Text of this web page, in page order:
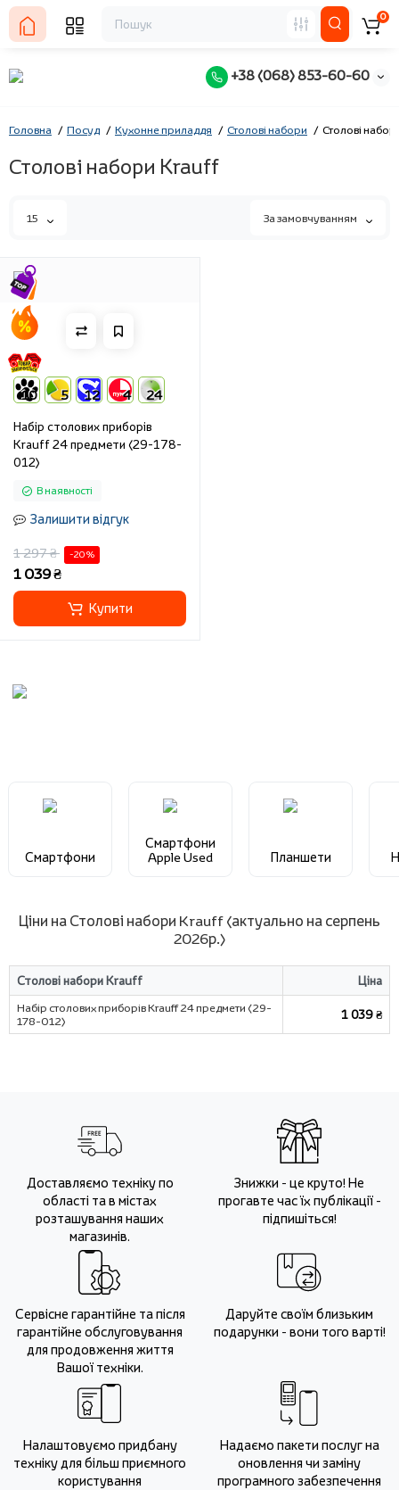
+38 (068) 853-60-60
0
Головна Посуд Кухонне приладдя Столові набори Столові
Столові набори Krauff
15 За замовчуванням
10 5 12 4 24
Набір столових приборів
Krauff 24 предмети (29-178-
012)
В наявності
Залишити відгук
1 297 ₴
-20 %
1 039 ₴
Купити
Смартфони
Смартфони
Apple Used
Планшети
Ціни на Столові набори Krauff (актуально на серпень
2026р.)
Столові набори Krauff Ціна
Набір столових приборів Krauff 24 предмети (29-
178-012)
1 039 ₴
Доставляємо техніку по
області та в містах
розташування наших
магазинів.
Знижки - це круто! Не
прогавте час їх публікації -
підпишіться!
Сервісне гарантійне та після
гарантійне обслуговування
для продовження життя
Вашої техніки.
Даруйте своїм близьким
подарунки - вони того варті!
Налаштовуємо придбану
техніку для більш приємного
користування
Надаємо пакети послуг на
оновлення чи заміну
програмного забезпечення